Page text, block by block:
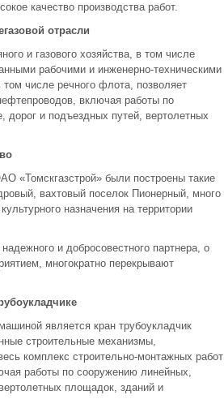
качество производства работ.
отрасли
и газового хозяйства, в том числе
рабочими и инженерно-техническими
том числе речного флота, позволяет
включая работы по
и подъездных путей, вертолетных
«Томскгазстрой» были построены такие
вахтовый поселок Пионерный, много
назначения на территории
и добросовестного партнера, о
многократно перекрывают
является кран трубоукладчик
строительные механизмы,
комплекс строительно-монтажных работ
работы по сооружению линейных,
площадок, зданий и